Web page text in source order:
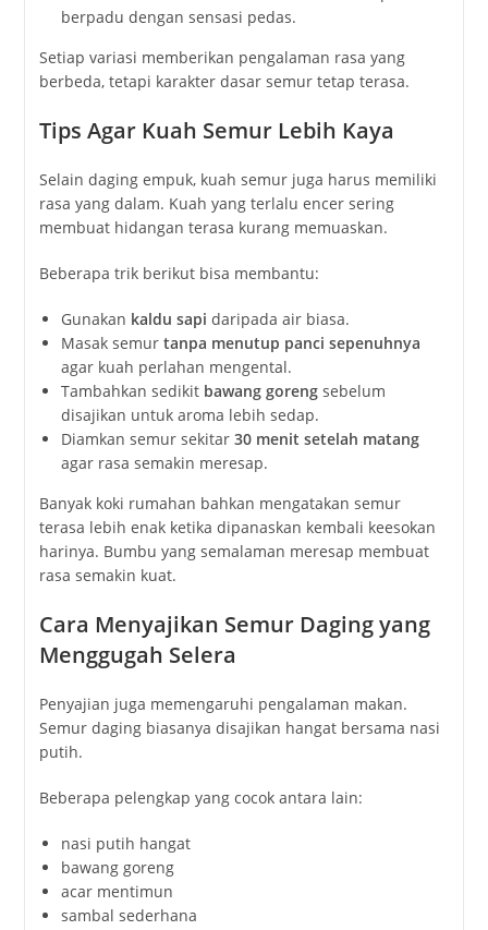
berpadu dengan sensasi pedas.
Setiap variasi memberikan pengalaman rasa yang
berbeda, tetapi karakter dasar semur tetap terasa.
Tips Agar Kuah Semur Lebih Kaya
Selain daging empuk, kuah semur juga harus memiliki
rasa yang dalam. Kuah yang terlalu encer sering
membuat hidangan terasa kurang memuaskan.
Beberapa trik berikut bisa membantu:
Gunakan kaldu sapi daripada air biasa.
Masak semur tanpa menutup panci sepenuhnya
agar kuah perlahan mengental.
Tambahkan sedikit bawang goreng sebelum
disajikan untuk aroma lebih sedap.
Diamkan semur sekitar 30 menit setelah matang
agar rasa semakin meresap.
Banyak koki rumahan bahkan mengatakan semur
terasa lebih enak ketika dipanaskan kembali keesokan
harinya. Bumbu yang semalaman meresap membuat
rasa semakin kuat.
Cara Menyajikan Semur Dagingyang
Menggugah Selera
Penyajian juga memengaruhi pengalaman makan.
Semur daging biasanya disajikan hangat bersama nasi
putih.
Beberapa pelengkap yang cocok antara lain:
nasi putih hangat
bawang goreng
acar mentimun
sambal sederhana